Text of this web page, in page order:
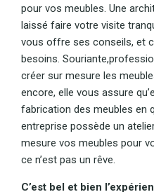
pour vos meubles. Une
laissé faire votre visite
vous offre ses conseils, et
besoins.
créer sur mesure les
encore, elle vous assure
fabrication des meubles en
entreprise possède un
mesure vos meubles pour
ce n’est pas un rêve.
C’est bel et bien